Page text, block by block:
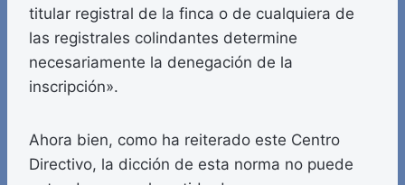
titular registral de la finca o de cualquiera de
las registrales colindantes determine
necesariamente la denegación de la
inscripción».
Ahora bien, como ha reiterado este Centro
Directivo, la dicción de esta norma no puede